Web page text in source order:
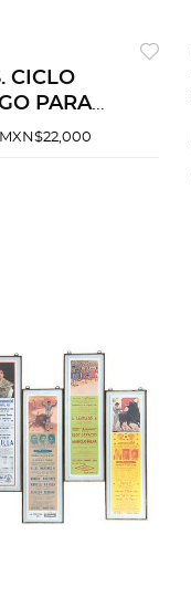
CICLO
PARA
Y LIT. DE E.